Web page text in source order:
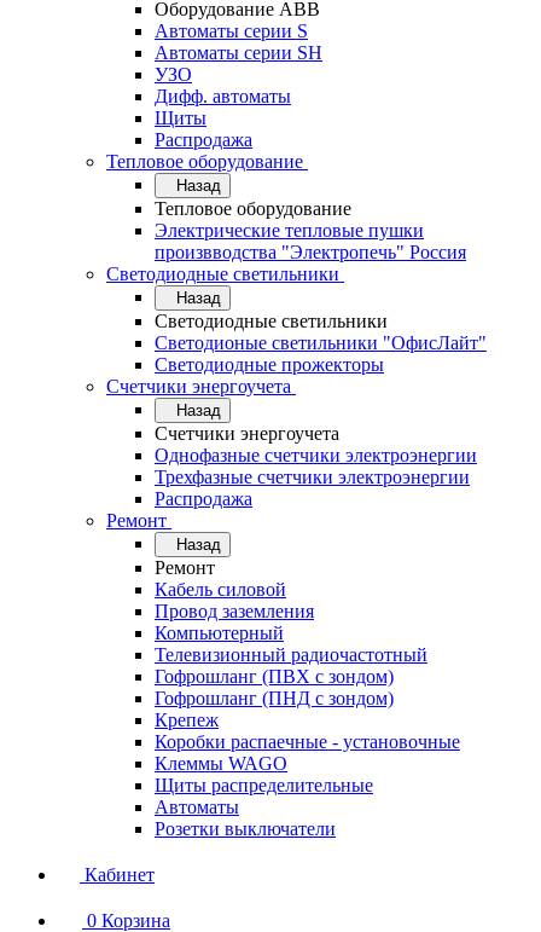
Оборудование АВВ
Автоматы серии S
Автоматы серии SH
УЗО
Дифф. автоматы
Щиты
Распродажа
Тепловое оборудование
Назад
Тепловое оборудование
Электрические тепловые пушки
произвводства "Электропечь" Россия
Светодиодные светильники
Назад
Светодиодные светильники
Светодионые светильники "ОфисЛайт"
Светодиодные прожекторы
Счетчики энергоучета
Назад
Счетчики энергоучета
Однофазные счетчики электроэнергии
Трехфазные счетчики электроэнергии
Распродажа
Ремонт
Назад
Ремонт
Кабель силовой
Провод заземления
Компьютерный
Телевизионный радиочастотный
Гофрошланг (ПВХ с зондом)
Гофрошланг (ПНД с зондом)
Крепеж
Коробки распаечные - установочные
Клеммы WAGO
Щиты распределительные
Автоматы
Розетки выключатели
Кабинет
0 Корзина